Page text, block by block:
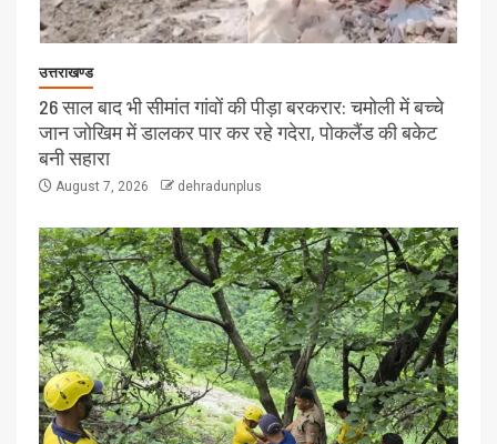
उत्तराखण्ड
26 साल बाद भी सीमांत गांवों की पीड़ा बरकरार: चमोली में बच्चे
जान जोखिम में डालकर पार कर रहे गदेरा, पोकलैंड की बकेट
बनी सहारा
August 7, 2026 dehradunplus